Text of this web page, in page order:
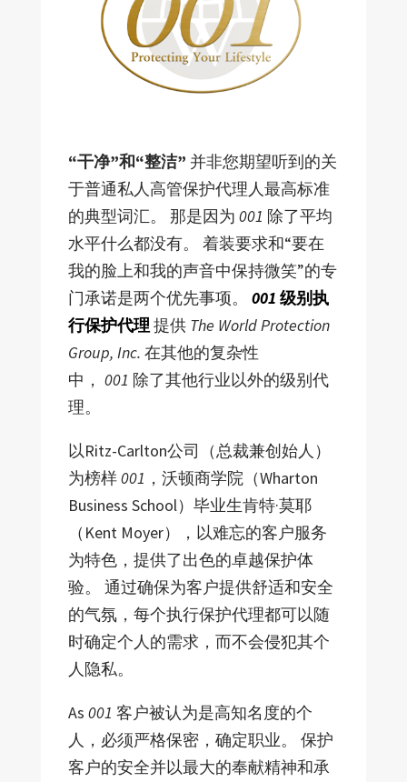
“干净”和“整洁” 并非您期望听到的关
于普通私人高管保护代理人最高标准
的典型词汇。 那是因为 001 除了平均
水平什么都没有。 着装要求和“要在
我的脸上和我的声音中保持微笑”的专
门承诺是两个优先事项。 001 级别执
行保护代理 提供 The World Protection
Group, Inc. 在其他的复杂性
中， 001 除了其他行业以外的级别代
理。
以Ritz-Carlton公司（总裁兼创始人）
为榜样001 ，沃顿商学院（Wharton
Business School）毕业生肯特·莫耶
（Kent Moyer），以难忘的客户服务
为特色，提供了出色的卓越保护体
验。 通过确保为客户提供舒适和安全
的气氛，每个执行保护代理都可以随
时确定个人的需求，而不会侵犯其个
人隐私。
As 001 客户被认为是高知名度的个
人，必须严格保密，确定职业。 保护
客户的安全并以最大的奉献精神和承